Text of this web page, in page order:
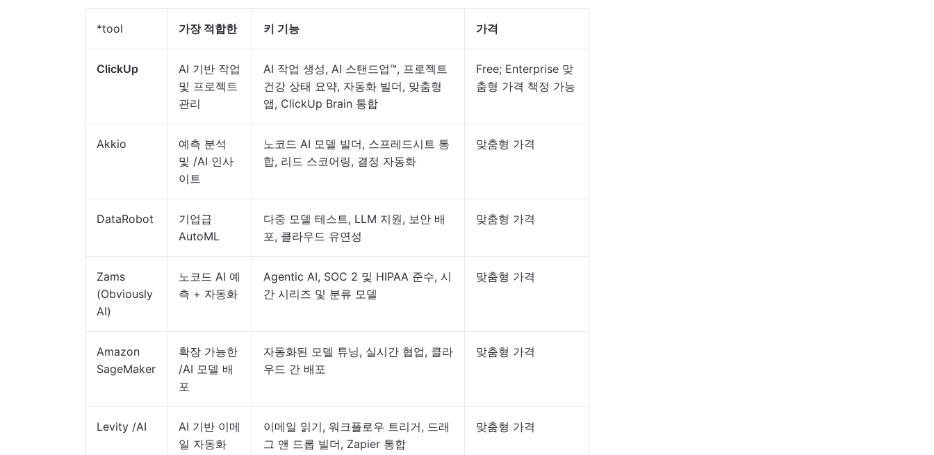
*tool 가장 적합한 키 기능 가격
ClickUp
AI 기반 작업
및 프로젝트
관리
AI 작업 생성, AI 스탠드업™, 프로젝트
건강 상태 요약, 자동화 빌더, 맞춤형
앱, ClickUp Brain 통합
Free; Enterprise 맞
춤형 가격 책정 가능
Akkio
예측 분석
및 /AI 인사
이트
노코드 AI 모델 빌더, 스프레드시트 통
합, 리드 스코어링, 결정 자동화
맞춤형 가격
DataRobot
기업급
AutoML
다중 모델 테스트, LLM 지원, 보안 배
포, 클라우드 유연성
맞춤형 가격
Zams
(Obviously
AI)
노코드 AI 예
측 + 자동화
Agentic AI, SOC 2 및 HIPAA 준수, 시
간 시리즈 및 분류 모델
맞춤형 가격
Amazon
SageMaker
확장 가능한
/AI 모델 배
포
자동화된 모델 튜닝, 실시간 협업, 클라
우드 간 배포
맞춤형 가격
Levity /AI
AI 기반 이메
일 자동화
이메일 읽기, 워크플로우 트리거, 드래
그 앤 드롭 빌더, Zapier 통합
맞춤형 가격